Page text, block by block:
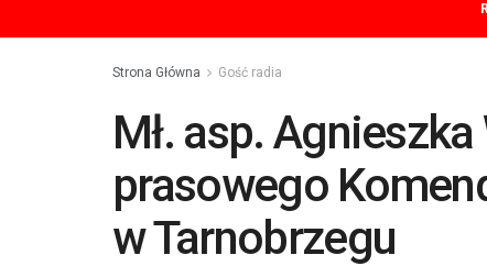
Strona Główna Gość radia
Mł. asp.
prasowego
w Tarnobrzegu